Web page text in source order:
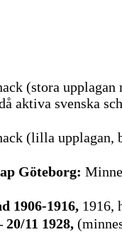
(stora
aktiva svenska
(lilla upplagan,
Göteborg:
1906-1916, 1916,
11 1928,